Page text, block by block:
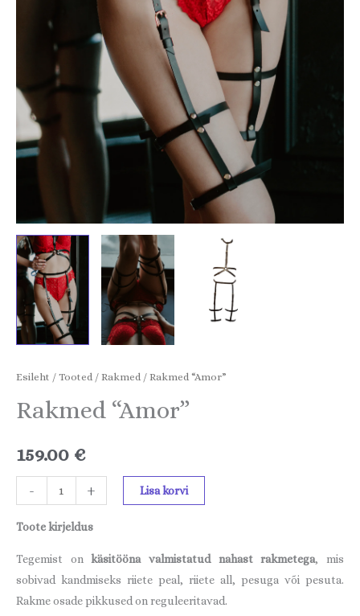
Esileht / Tooted / Rakmed / Rakmed “Amor”
Rakmed “Amor”
159.00 €
- + Lisa korvi
Toote kirjeldus
Tegemist onkäsitööna valmistatud nahast rakmetega, mis
sobivad kandmiseks riiete peal, riiete all, pesuga või pesuta.
Rakme osade pikkused on reguleeritavad.